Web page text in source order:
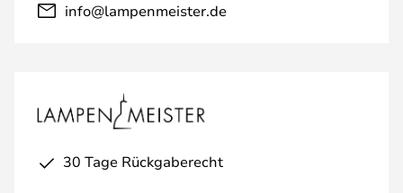
info@lampenmeister.de
30 Tage Rückgaberecht